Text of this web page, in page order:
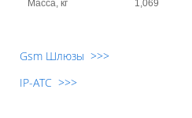
Масса, кг 1,069
Gsm Шлюзы >>>
IP-АТС >>>